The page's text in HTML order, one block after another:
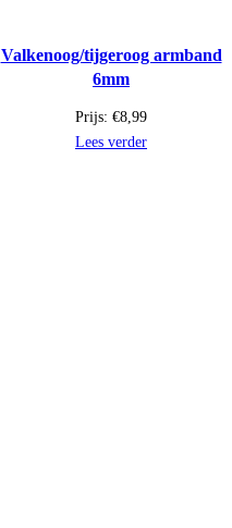
Valkenoog/tijgeroog armband
6mm
Prijs: €8,99
Lees verder